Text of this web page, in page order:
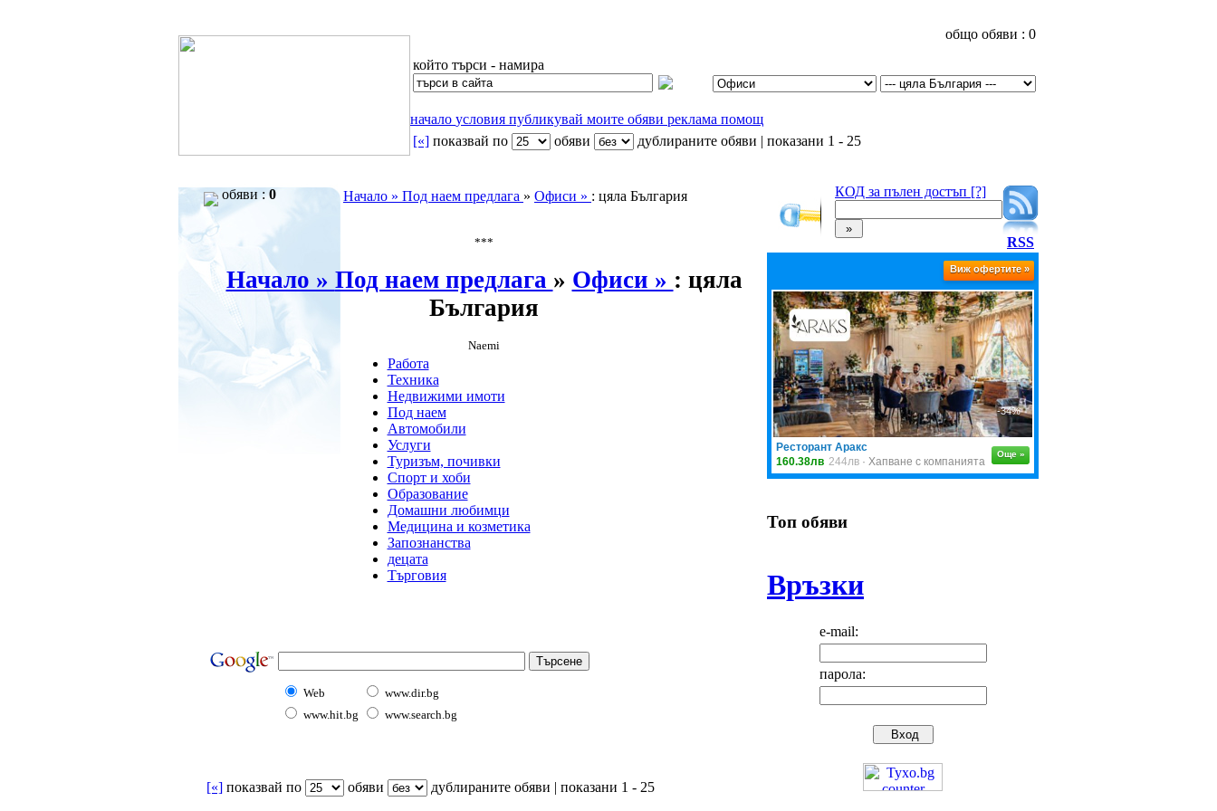
който търси - намира
общо обяви : 0
начало условия публикувай моите обяви реклама помощ
[«] показвай по oбяви дублираните обяви | показани 1 - 25
обяви :0 Начало » Под наем предлага » Офиси » : цяла България
***
Начало » Под наем предлага » Офиси » : цяла
България
Naemi
Работа
Техника
Недвижими имоти
Под наем
Автомобили
Услуги
Туризъм, почивки
Спорт и хоби
Образование
Домашни любимци
Медицина и козметика
Запознанства
децата
Търговия
Web
www.dir.bg
www.hit.bg
www.search.bg
[«] показвай по oбяви дублираните обяви | показани 1 - 25
КОД за пълен достъп [?]
RSS
Топ обяви
Връзки
e-mail:
парола: